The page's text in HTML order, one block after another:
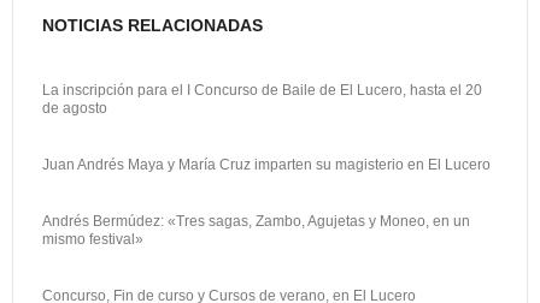
NOTICIAS RELACIONADAS
La inscripción para el I Concurso de Baile de El Lucero, hasta el 20
de agosto
Juan Andrés Maya y María Cruz imparten su magisterio en El Lucero
Andrés Bermúdez: «Tres sagas, Zambo, Agujetas y Moneo, en un
mismo festival»
Concurso, Fin de curso y Cursos de verano, en El Lucero